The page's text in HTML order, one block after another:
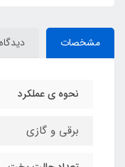
مشخصات
نحوه ی عملکرد
برقی و گازی